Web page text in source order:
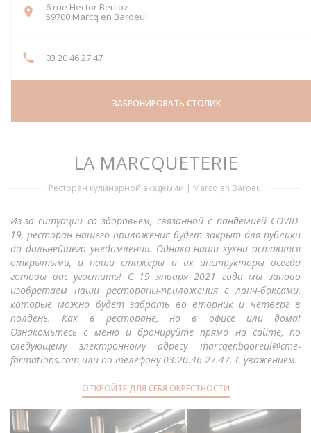
6 rue Hector Berlioz
59700 Marcq en Baroeul
03 20 46 27 47
ЗАБРОНИРОВАТЬ СТОЛИК
LA MARCQUETERIE
Ресторан кулинарной академии | Marcq en Baroeul
Из-за ситуации со здоровьем, связанной с пандемией COVID-
19, ресторан нашего приложения будет закрыт для публики
до дальнейшего уведомления. Однако наши кухни остаются
открытыми, и наши стажеры и их инструкторы всегда
готовы вас угостить! С 19 января 2021 года мы заново
изобретаем наши рестораны-приложения с ланч-боксами,
которые можно будет забрать во вторник и четверг в
полдень. Как в ресторане, но в офисе или дома!
Ознакомьтесь с меню и бронируйте прямо на сайте, по
следующему электронному адресу marcqenbaoreul@cme-
formations.com или по телефону 03.20.46.27.47. С уважением.
ОТКРОЙТЕ ДЛЯ СЕБЯ ОКРЕСТНОСТИ